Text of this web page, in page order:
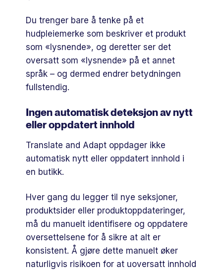
Du trenger bare å tenke på et
hudpleiemerke som beskriver et produkt
som «lysnende», og deretter ser det
oversatt som «lysnende» på et annet
språk – og dermed endrer betydningen
fullstendig.
Ingen automatisk deteksjon av nytt
eller oppdatert innhold
Translate and Adapt oppdager ikke
automatisk nytt eller oppdatert innhold i
en butikk.
Hver gang du legger til nye seksjoner,
produktsider eller produktoppdateringer,
må du manuelt identifisere og oppdatere
oversettelsene for å sikre at alt er
konsistent. Å gjøre dette manuelt øker
naturligvis risikoen for at uoversatt innhold